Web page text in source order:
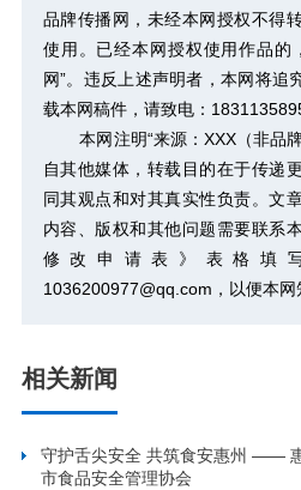
品牌传播网，未经本网授权不得
使用。已经本网授权使用作品的
网”。违反上述声明者，本网将追
载本网稿件，请致电：
本网注明“来源：XXX（非品
自其他媒体，转载目的在于传递
同其观点和对其真实性负责。文
内容、版权和其他问题需要联系
修改申请表》 表格填
1036200977@qq.com，以便本网
相关新闻
守护舌尖安全 共筑食安惠州 ——
市食品安全管理协会